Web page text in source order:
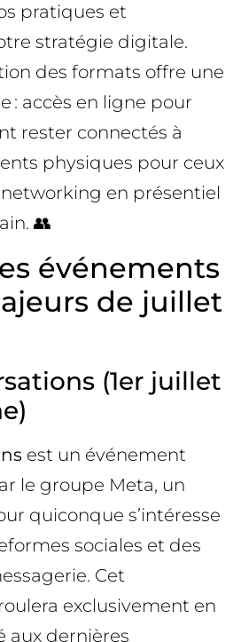
pratiques et
stratégie digitale.
des formats offre une
: accès en ligne pour
rester connectés à
physiques pour ceux
en présentiel
👥
événements
de juillet
(1er juillet
est un événement
le groupe Meta, un
quiconque s’intéresse
sociales et des
Cet
exclusivement en
aux dernières